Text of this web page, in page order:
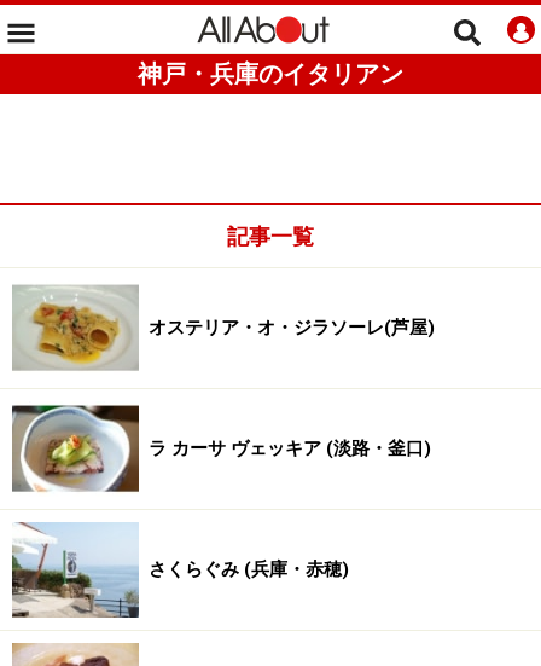
神戸・兵庫のイタリアン
記事一覧
オステリア・オ・ジラソーレ(芦屋)
ラ カーサ ヴェッキア (淡路・釜口)
さくらぐみ (兵庫・赤穂)